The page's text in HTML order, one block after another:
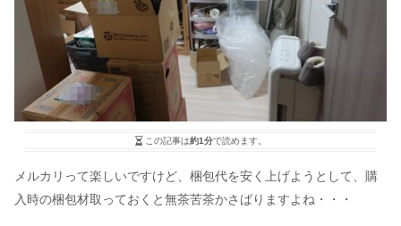
この記事は約1分で読めます。
メルカリって楽しいですけど、梱包代を安く上げようとして、購
入時の梱包材取っておくと無茶苦茶かさばりますよね・・・